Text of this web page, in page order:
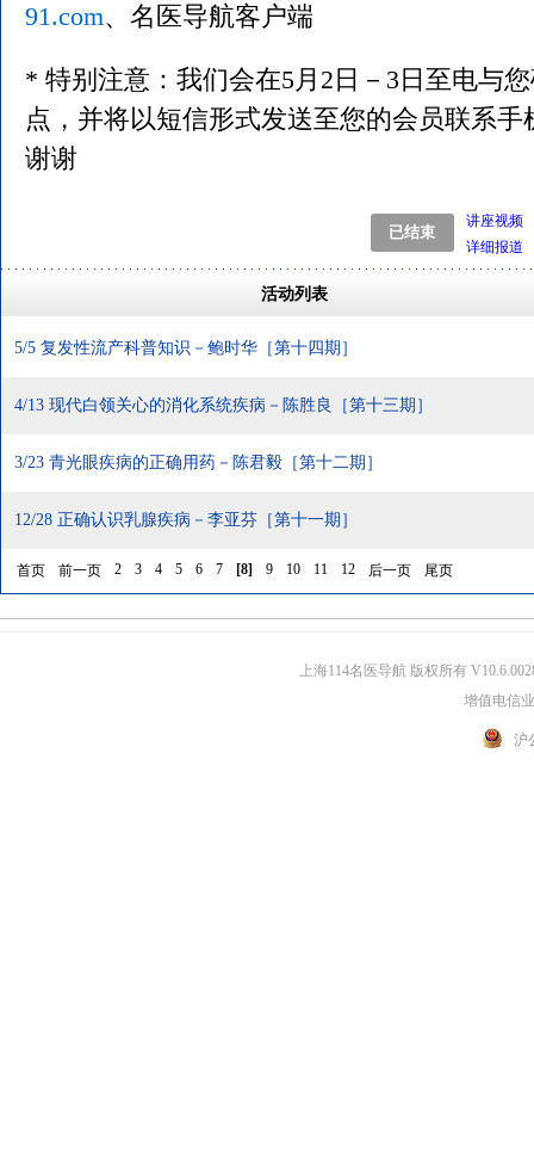
91.com、名医导航客户端
* 特别注意：我们会在5月2日－3日至电与
点，并将以短信形式发送至您的会员联系
谢谢
讲座视频
详细报道
活动列表
5/5 复发性流产科普知识－鲍时华［第十四期］
4/13 现代白领关心的消化系统疾病－陈胜良［第十三期］
3/23 青光眼疾病的正确用药－陈君毅［第十二期］
12/28 正确认识乳腺疾病－李亚芬［第十一期］
首页 前一页 2 3 4 5 6 7 [8] 9 10 11 12 后一页 尾页
上海114名医导航 版权所有
增值电信
沪